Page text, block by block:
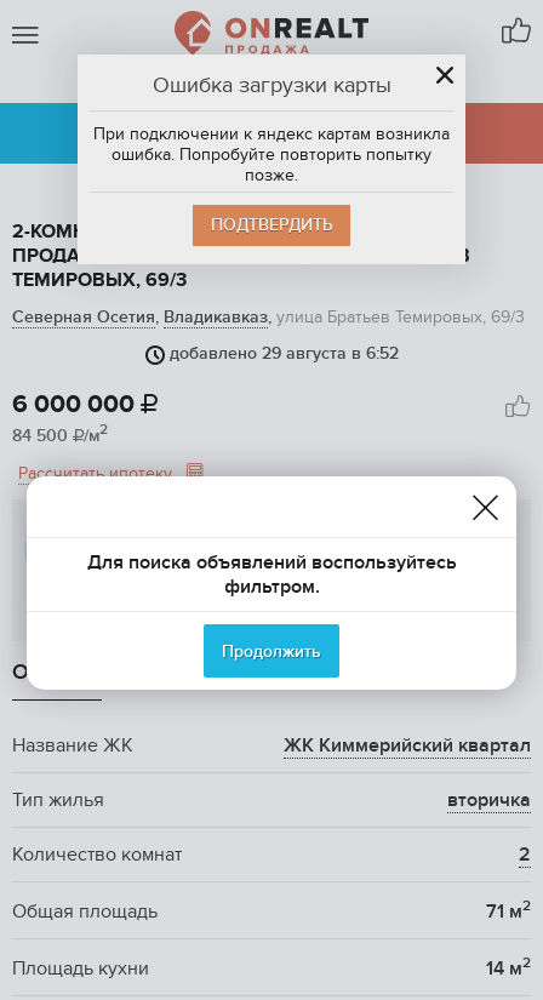
ВЛАДИКАВКАЗ
АРЕНДА
ПРОДАЖА
2-КОМНАТНАЯ КВАРТИРА, 71 М2, ЭТАЖ 7 / 9, НА
ПРОДАЖУ ВО ВЛАДИКАВКАЗЕ, УЛИЦА БРАТЬЕВ
ТЕМИРОВЫХ, 69/3
Северная Осетия, Владикавказ, улица Братьев Темировых, 69/3
добавлено 29 августа в 6:52
1/ 5
6 000 000 
84 500 /м2
Рассчитать ипотеку
ОБЩАЯ ИНФОРМАЦИЯ
Название ЖК ЖК Киммерийский квартал
Тип жилья вторичка
Количество комнат 2
Общая площадь 71 м2
Площадь кухни 14 м2
Ошибка загрузки карты
При подключении к яндекс картам возникла
ошибка. Попробуйте повторить попытку
позже.
ПОДТВЕРДИТЬ
Для поиска объявлений воспользуйтесь
фильтром.
Продолжить